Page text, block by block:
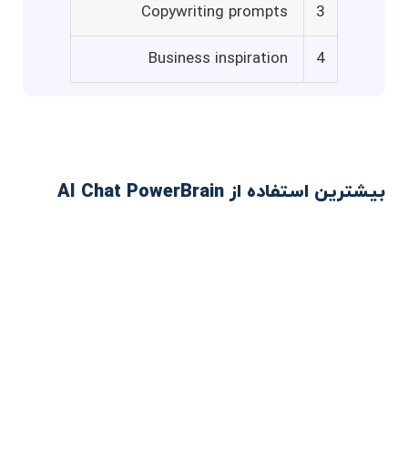
3
Copywriting prompts
4
Business inspiration
بیشترین استفاده از AI Chat PowerBrain